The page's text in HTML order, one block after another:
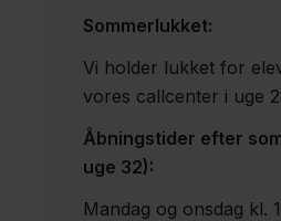
Sommerlukket:
Vi holder lukket for
vores callcenter i uge
Åbningstider efter
uge 32):
Mandag og onsdag kl.